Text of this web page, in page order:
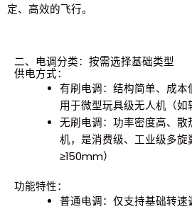
定、高效的飞行。
二、电调分类：按需选择基础类型
供电方式：
有刷电调：结构简单、成
用于微型玩具级无人机（如
无刷电调：功率密度高、散
机，是消费级、工业级多旋
≥150mm）
功能特性：
普通电调：仅支持基础转速